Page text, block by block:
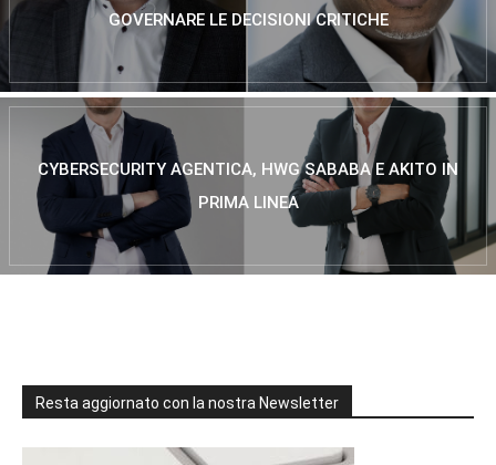
GOVERNARE LE DECISIONI CRITICHE
CYBERSECURITY AGENTICA, HWG SABABA E AKITO IN
PRIMA LINEA
Resta aggiornato con la nostra Newsletter